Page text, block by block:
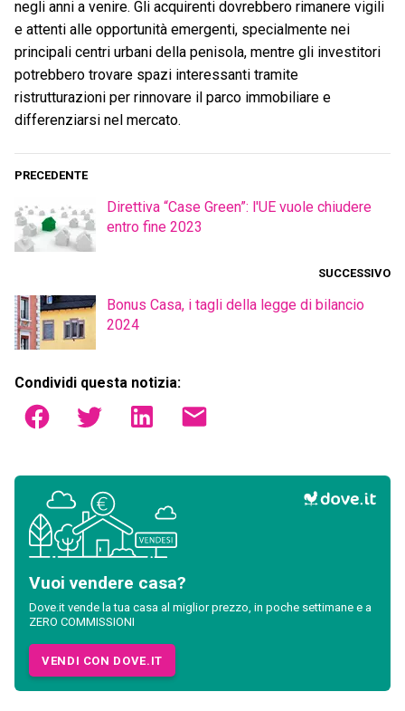
negli anni a venire. Gli acquirenti dovrebbero rimanere vigili
e attenti alle opportunità emergenti, specialmente nei
principali centri urbani della penisola, mentre gli investitori
potrebbero trovare spazi interessanti tramite
ristrutturazioni per rinnovare il parco immobiliare e
differenziarsi nel mercato.
PRECEDENTE
Direttiva “Case Green”: l'UE vuole chiudere
entro fine 2023
SUCCESSIVO
Bonus Casa, i tagli della legge di bilancio
2024
Condividi questa notizia:
Vuoi vendere casa?
Dove.it vende la tua casa al miglior prezzo, in poche settimane e a
ZERO COMMISSIONI
VENDI CON DOVE.IT